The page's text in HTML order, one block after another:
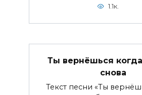
1.1к.
Ты вернёшься
снова
Текст песни «Ты